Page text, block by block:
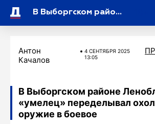
В Выборгском районе Ленобласти «умелец» переделывал охолощенное оружие в боевое
Антон
Качалов
4 СЕНТЯБРЯ 2025
13:05
В Выборгском районе
«умелец» переделывал
оружие в боевое